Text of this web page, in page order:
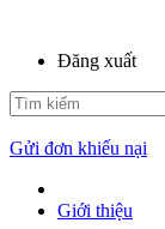
Đăng xuất
Gửi đơn khiếu nại
Giới thiệu